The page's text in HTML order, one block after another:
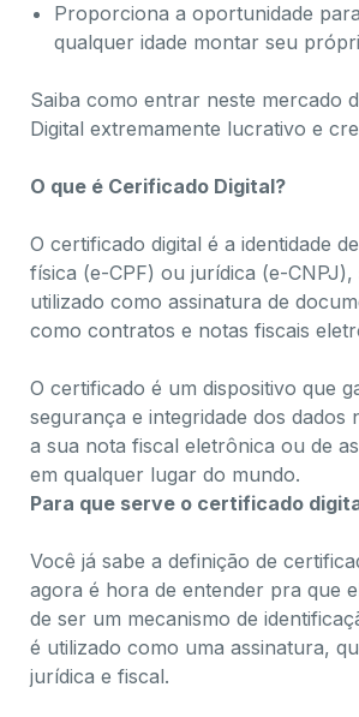
Proporciona a oportunidade
qualquer idade montar seu
Saiba como entrar neste mercado
Digital extremamente lucrativo e
O que é Cerificado Digital?
O certificado digital é a identidade
física (e-CPF) ou jurídica (e-CNPJ),
utilizado como assinatura de
como contratos e notas fiscais
O certificado é um dispositivo que
segurança e integridade dos dados
a sua nota fiscal eletrônica ou de
em qualquer lugar do mundo.
Para que serve o certificado
Você já sabe a definição de
agora é hora de entender pra que
de ser um mecanismo de
é utilizado como uma assinatura,
jurídica e fiscal.